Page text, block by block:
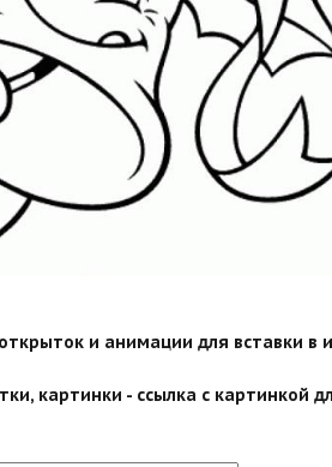
и анимации для вставки в
картинки - ссылка с картинкой